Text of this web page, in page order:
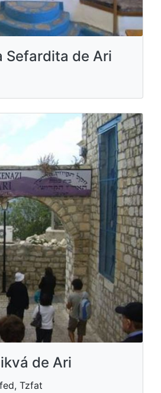
Sefardita de Ari
de Ari
Tzfat